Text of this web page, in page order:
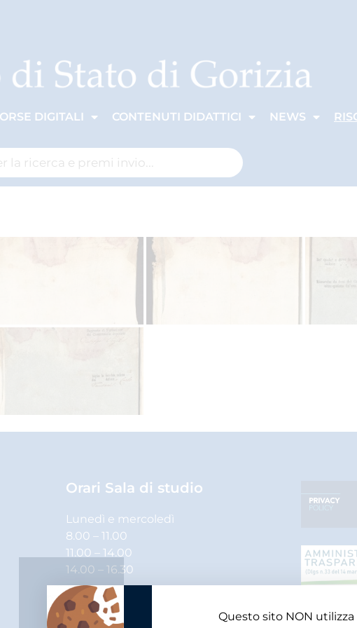
DIGITALI CONTENUTI DIDATTICI NEWS
Orari Sala di studio
Lunedì e mercoledì
8.00 – 11.00
11.00 – 14.00
14.00 – 16.30
Martedì, giovedì e venerdì
8.00 – 11.00
Questo sito NON